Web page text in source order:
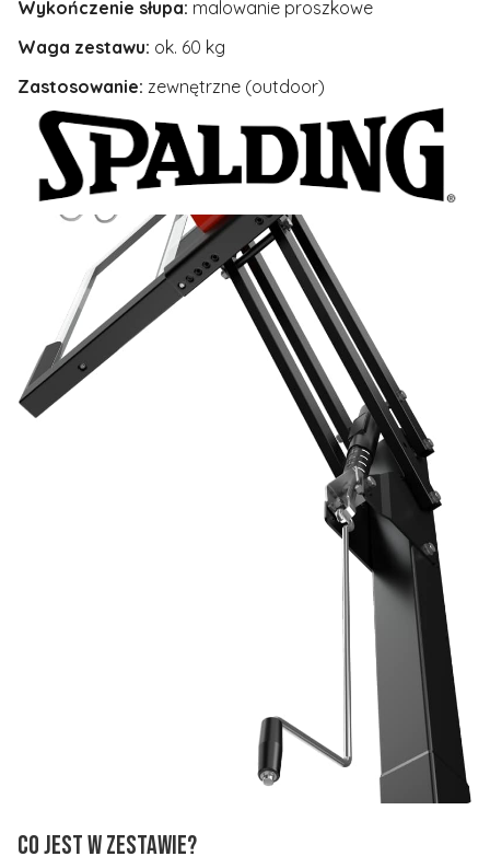
Wykończenie słupa: malowanie proszkowe
Waga zestawu: ok. 60 kg
Zastosowanie: zewnętrzne (outdoor)
Co jest w zestawie?